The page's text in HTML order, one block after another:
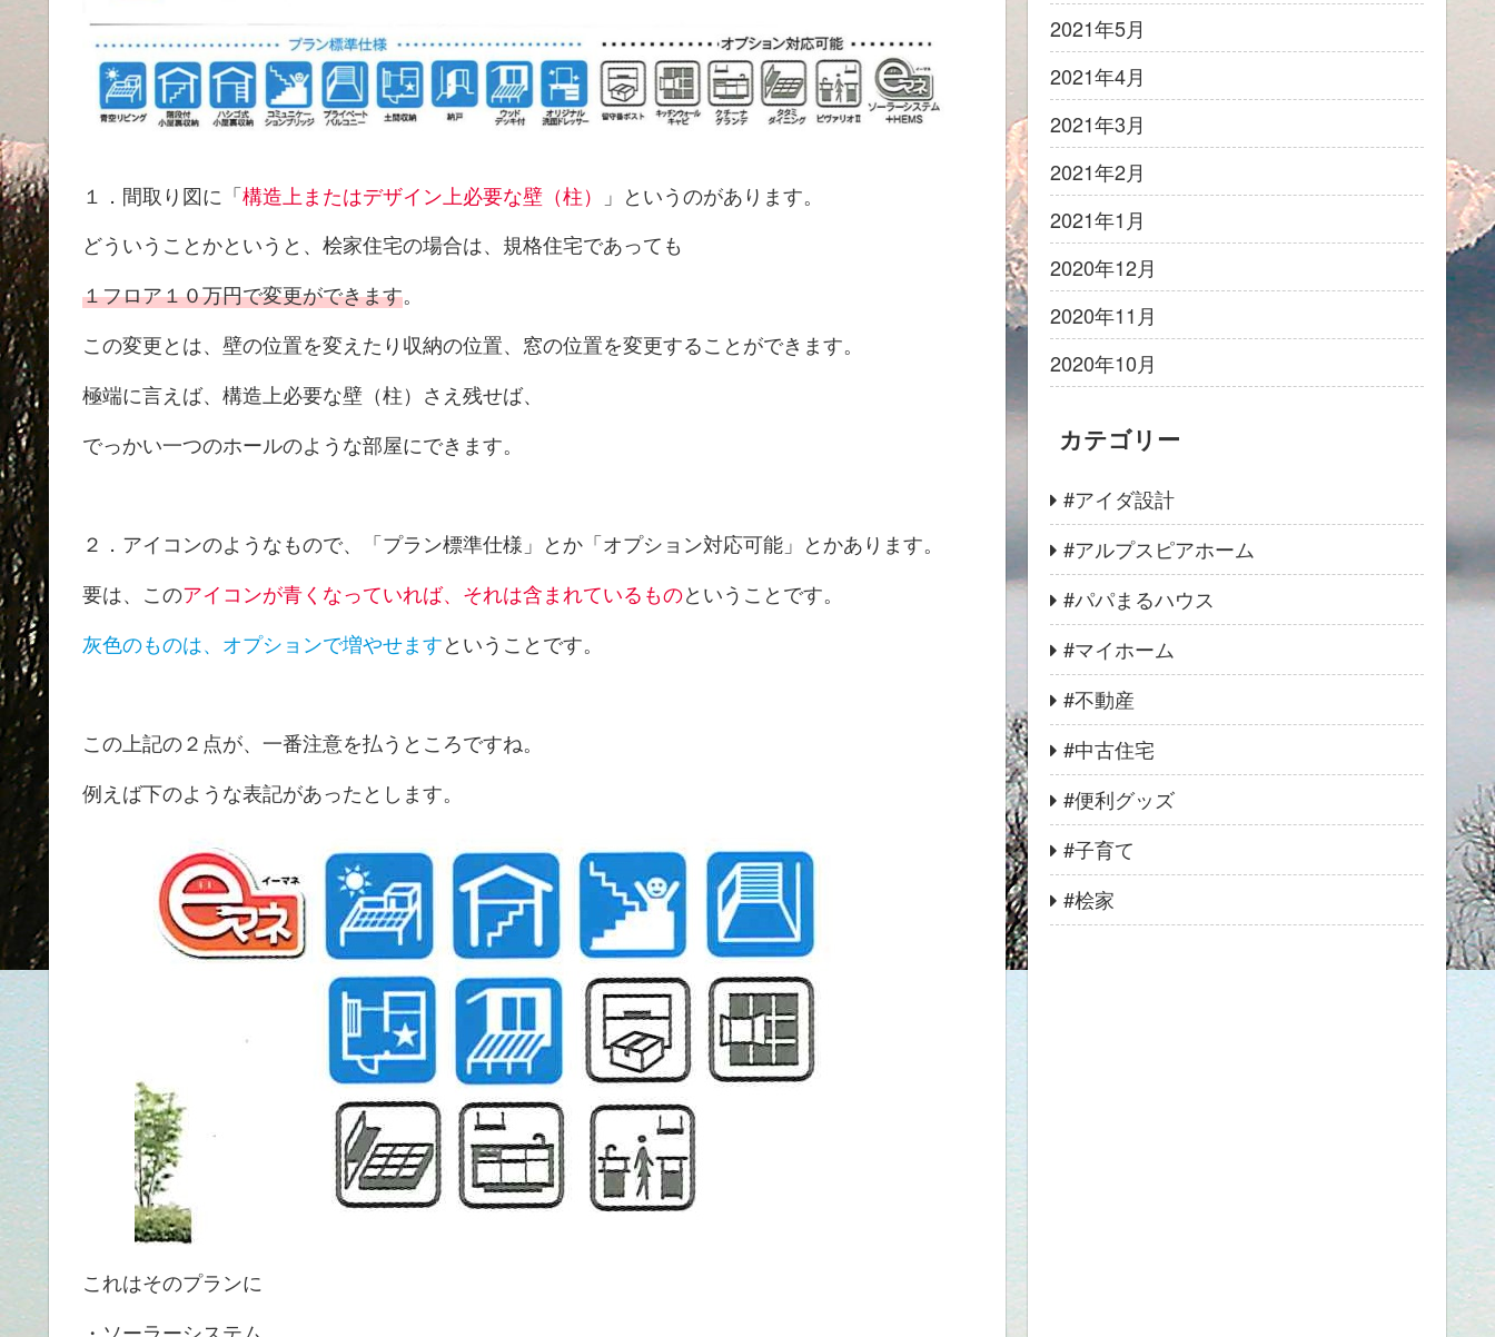
１．間取り図に「構造上またはデザイン上必要な壁（柱）
」というのがあります。
どういうことかというと、桧家住宅の場合は、規格住宅であっても
１フロア１０万円で変更ができます。
この変更とは、壁の位置を変えたり収納の位置、窓の位置を変更することができます。
極端に言えば、構造上必要な壁（柱）さえ残せば、
でっかい一つのホールのような部屋にできます。
２．アイコンのようなもので、「プラン標準仕様」とか「オプション対応可能」とかあります。
要は、このアイコンが青くなっていれば、それは含まれているものということです。
灰色のものは、オプションで増やせますということです。
この上記の２点が、一番注意を払うところですね。
例えば下のような表記があったとします。
これはそのプランに
・ソーラーシステム
2021年5月
2021年4月
2021年3月
2021年2月
2021年1月
2020年12月
2020年11月
2020年10月
カテゴリー
#アイダ設計
#アルプスピアホーム
#パパまるハウス
#マイホーム
#不動産
#中古住宅
#便利グッズ
#子育て
#桧家